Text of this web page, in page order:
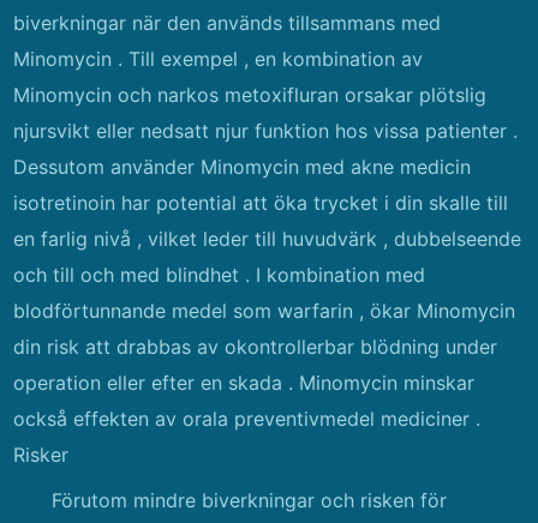
biverkningar när den används tillsammans med
Minomycin . Till exempel , en kombination av
Minomycin och narkos metoxifluran orsakar plötslig
njursvikt eller nedsatt njur funktion hos vissa patienter .
Dessutom använder Minomycin med akne medicin
isotretinoin har potential att öka trycket i din skalle till
en farlig nivå , vilket leder till huvudvärk , dubbelseende
och till och med blindhet . I kombination med
blodförtunnande medel som warfarin , ökar Minomycin
din risk att drabbas av okontrollerbar blödning under
operation eller efter en skada . Minomycin minskar
också effekten av orala preventivmedel mediciner .
Risker
Förutom mindre biverkningar och risken för